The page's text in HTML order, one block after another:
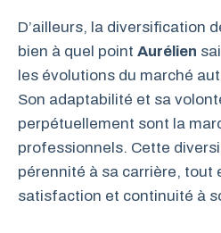
D’ailleurs, la diversification
bien à quel point Aurélien
les évolutions du marché
Son adaptabilité et sa
perpétuellement sont la
professionnels. Cette
pérennité à sa carrière, tout
satisfaction et continuité à